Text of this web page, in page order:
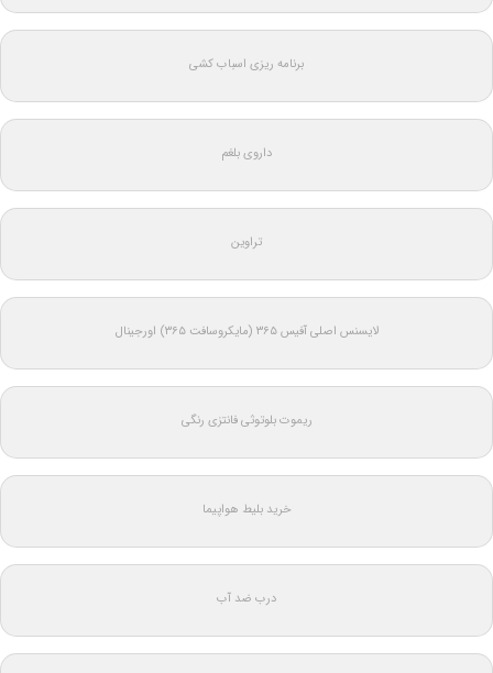
برنامه ریزی اسباب کشی
داروی بلغم
تراوین
لایسنس اصلی آفیس ۳۶۵ (مایکروسافت ۳۶۵) اورجینال
ریموت بلوتوثی فانتزی رنگی
خرید بلیط هواپیما
درب ضد آب